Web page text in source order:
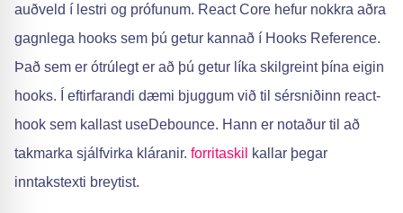
auðveld í lestri og prófunum. React Core hefur nokkra aðra
gagnlega hooks sem þú getur kannað í Hooks Reference.
Það sem er ótrúlegt er að þú getur líka skilgreint þína eigin
hooks. Í eftirfarandi dæmi bjuggum við til sérsniðinn react-
hook sem kallast useDebounce. Hann er notaður til að
takmarka sjálfvirka kláranir. forritaskil
kallar þegar
inntakstexti breytist.